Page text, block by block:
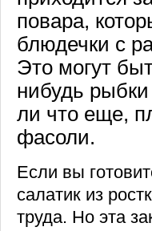
повара,
блюдечки с
Это могут
нибудь
ли что еще,
фасоли.
Если вы
салатик из
труда. Но эта